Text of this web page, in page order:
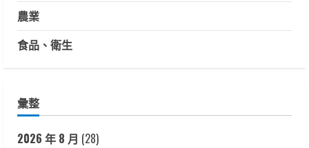
農業
食品、衛生
彙整
2026 年 8 月 (28)